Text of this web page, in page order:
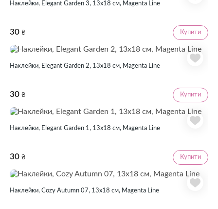
Наклейки, Elegant Garden 3, 13х18 см, Magenta Line
30 ₴ Купити
Наклейки, Elegant Garden 2, 13х18 см, Magenta Line
30 ₴ Купити
Наклейки, Elegant Garden 1, 13х18 см, Magenta Line
30 ₴ Купити
Наклейки, Cozy Autumn 07, 13х18 см, Magenta Line